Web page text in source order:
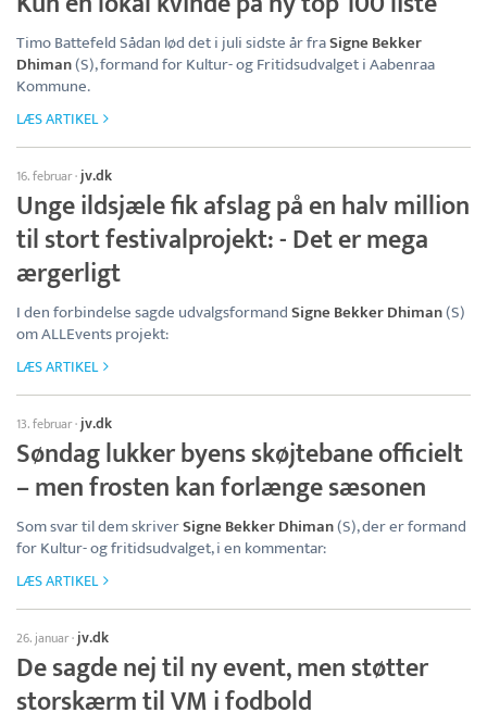
Timo Battefeld Sådan lød det i juli sidste år fraSigne Bekker
Dhiman(S), formand for Kultur- og Fritidsudvalget i Aabenraa
Kommune.
LÆS ARTIKEL
16. februar·jv.dk
Unge ildsjæle fik afslag på en halv million
til stort festivalprojekt: - Det er mega
ærgerligt
I den forbindelse sagde udvalgsformandSigne Bekker Dhiman(S)
om ALLEvents projekt:
LÆS ARTIKEL
13. februar·jv.dk
Søndag lukker byens skøjtebane officielt
– men frosten kan forlænge sæsonen
Som svar til dem skriverSigne Bekker Dhiman(S), der er formand
for Kultur- og fritidsudvalget, i en kommentar:
LÆS ARTIKEL
26. januar·jv.dk
De sagde nej til ny event, men støtter
storskærm til VM i fodbold